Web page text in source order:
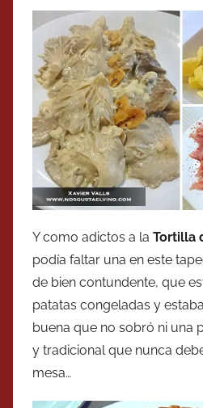
Y como adictos a la Tortilla
podía faltar una en este
de bien contundente, que
patatas congeladas y
buena que no sobró ni una
y tradicional que nunca
mesa…